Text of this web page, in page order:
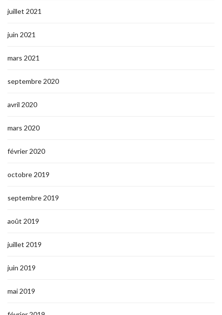
juillet 2021
juin 2021
mars 2021
septembre 2020
avril 2020
mars 2020
février 2020
octobre 2019
septembre 2019
août 2019
juillet 2019
juin 2019
mai 2019